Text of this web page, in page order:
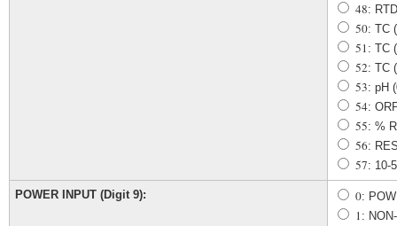
48:
50: TC
51 : TC
52: TC
53: pH
54:
55: %
56:
57: 10-
POWER INPUT (Digit 9): 0:
1 :